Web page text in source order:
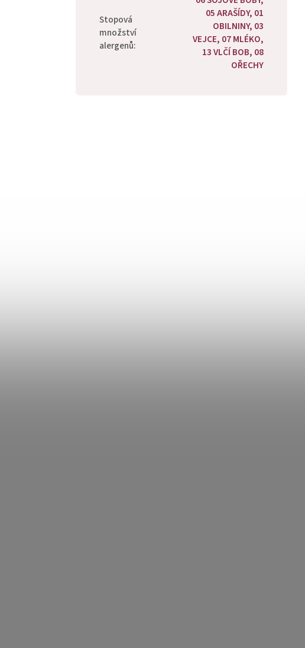
Stopová
množství
alergenů:
05 ARAŠÍDY, 01
OBILNINY, 03
VEJCE, 07 MLÉKO,
13 VLČÍ BOB, 08
OŘECHY